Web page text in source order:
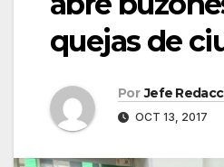
quejas de
Por Jefe
OCT 13, 2017